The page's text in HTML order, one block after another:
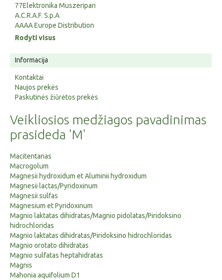
77Elektronika Muszeripari
A.C.R.A.F. S.p.A
AAAA Europe Distribution
Rodyti visus
Informacija
Kontaktai
Naujos prekės
Paskutinės žiūrėtos prekės
Veikliosios medžiagos pavadinimas
prasideda 'M'
Macitentanas
Macrogolum
Magnesii hydroxidum et Aluminii hydroxidum
Magnesii lactas/Pyridoxinum
Magnesii sulfas
Magnesium et Pyridoxinum
Magnio laktatas dihidratas/Magnio pidolatas/Piridoksino
hidrochloridas
Magnio laktatas dihidratas/Piridoksino hidrochloridas
Magnio orotato dihidratas
Magnio sulfatas heptahidratas
Magnis
Mahonia aquifolium D1